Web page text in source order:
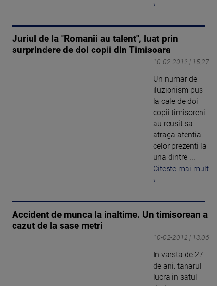
›
Juriul de la "Romanii au talent", luat prin
surprindere de doi copii din Timisoara
10-02-2012 | 15:27
Un numar de
iluzionism pus
la cale de doi
copii timisoreni
au reusit sa
atraga atentia
celor prezenti la
una dintre ...
Citeste mai mult
›
Accident de munca la inaltime. Un timisorean a
cazut de la sase metri
10-02-2012 | 13:06
In varsta de 27
de ani, tanarul
lucra in satul